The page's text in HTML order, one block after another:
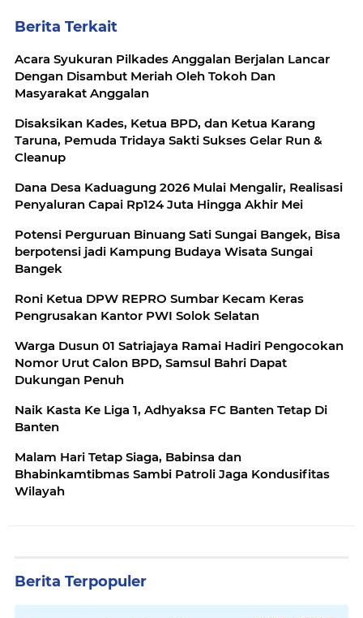
Berita Terkait
Acara Syukuran Pilkades Anggalan Berjalan Lancar
Dengan Disambut Meriah Oleh Tokoh Dan
Masyarakat Anggalan
Disaksikan Kades, Ketua BPD, dan Ketua Karang
Taruna, Pemuda Tridaya Sakti Sukses Gelar Run &
Cleanup
Dana Desa Kaduagung 2026 Mulai Mengalir, Realisasi
Penyaluran Capai Rp124 Juta Hingga Akhir Mei
Potensi Perguruan Binuang Sati Sungai Bangek, Bisa
berpotensi jadi Kampung Budaya Wisata Sungai
Bangek
Roni Ketua DPW REPRO Sumbar Kecam Keras
Pengrusakan Kantor PWI Solok Selatan
Warga Dusun 01 Satriajaya Ramai Hadiri Pengocokan
Nomor Urut Calon BPD, Samsul Bahri Dapat
Dukungan Penuh
Naik Kasta Ke Liga 1, Adhyaksa FC Banten Tetap Di
Banten
Malam Hari Tetap Siaga, Babinsa dan
Bhabinkamtibmas Sambi Patroli Jaga Kondusifitas
Wilayah
Berita Terpopuler